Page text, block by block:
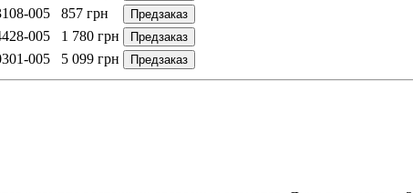
005 857 грн Предзаказ
005 1 780 грн Предзаказ
005 5 099 грн Предзаказ